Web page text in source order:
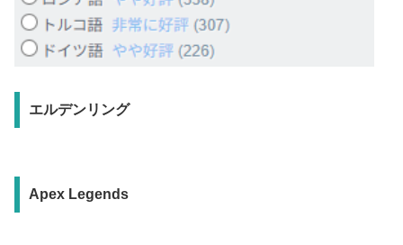
エルデンリング
Apex Legends